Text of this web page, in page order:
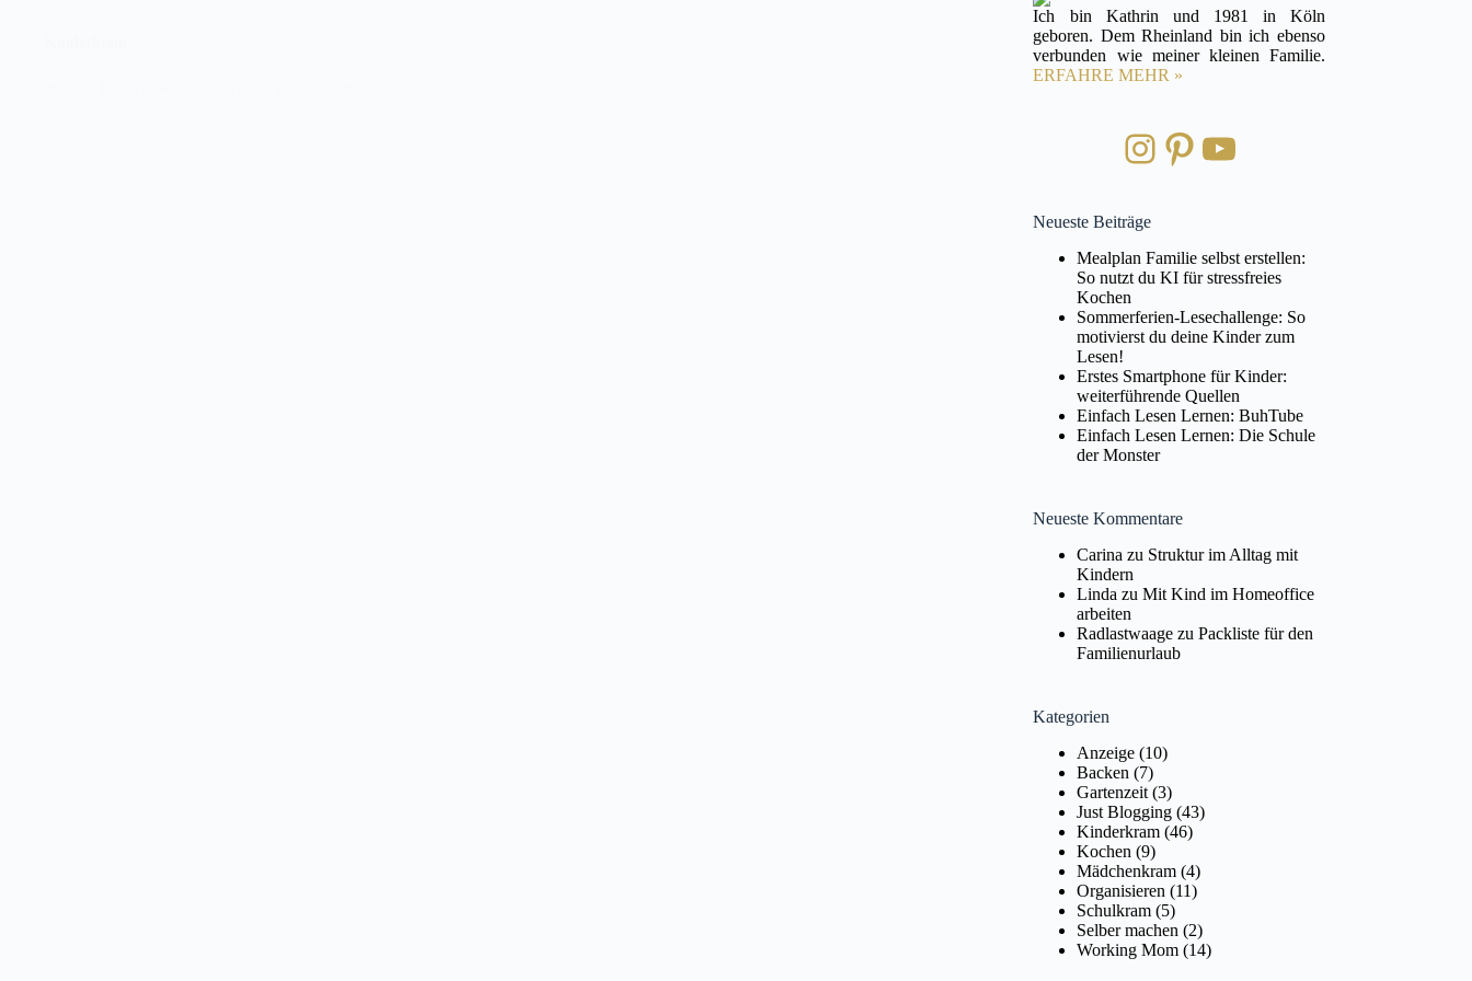
Ich bin Kathrin und 1981 in Köln
geboren. Dem Rheinland bin ich ebenso
verbunden wie meiner kleinen Familie.
ERFAHRE MEHR »
Instagram
Pinterest
YouTube
Neueste Beiträge
Mealplan Familie selbst erstellen:
So nutzt du KI für stressfreies
Kochen
Sommerferien-Lesechallenge: So
motivierst du deine Kinder zum
Lesen!
Erstes Smartphone für Kinder:
weiterführende Quellen
Einfach Lesen Lernen: BuhTube
Einfach Lesen Lernen: Die Schule
der Monster
Neueste Kommentare
Carina zu Struktur im Alltag mit
Kindern
Linda zuMit Kind im Homeoffice
arbeiten
Radlastwaage zuPackliste für den
Familienurlaub
Kategorien
Anzeige (10)
Backen (7)
Gartenzeit (3)
Just Blogging (43)
Kinderkram (46)
Kochen (9)
Mädchenkram (4)
Organisieren (11)
Schulkram (5)
Selber machen (2)
Working Mom (14)